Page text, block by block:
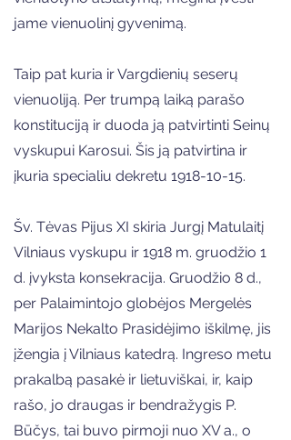
jame vienuolinį gyvenimą.
Taip pat kuria ir Vargdienių seserų
vienuoliją. Per trumpą laiką parašo
konstituciją ir duoda ją patvirtinti Seinų
vyskupui Karosui. Šis ją patvirtina ir
įkuria specialiu dekretu 1918-10-15.
Šv. Tėvas Pijus XI skiria Jurgį Matulaitį
Vilniaus vyskupu ir 1918 m. gruodžio 1
d. įvyksta konsekracija. Gruodžio 8 d.,
per Palaimintojo globėjos Mergelės
Marijos Nekalto Prasidėjimo iškilmę, jis
įžengia į Vilniaus katedrą. Ingreso metu
prakalbą pasakė ir lietuviškai, ir, kaip
rašo, jo draugas ir bendražygis P.
Būčys, tai buvo pirmoji nuo XV a., o